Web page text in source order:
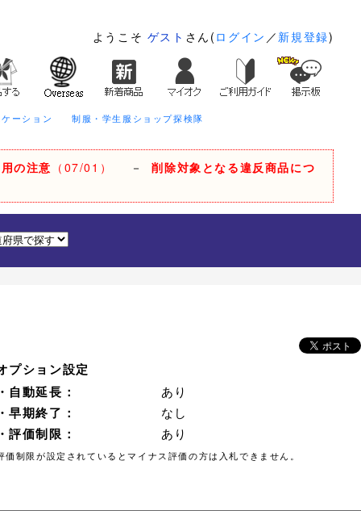
ようこそ ゲスト さん( ログイン ／ 新規登録)
ーション 制服・学生服ショップ探検隊
の注意 （07/01） －削除対象となる違反商品につ
プション設定
・自動延長：
あり
・早期終了：
なし
・評価制限：
あり
価制限が設定されているとマイナス評価の方は入札できません。